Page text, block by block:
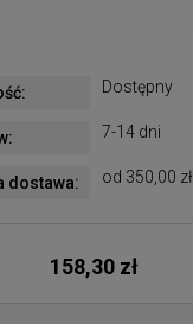
Dostępny
7-14 dni
dostawa: od 350,00 zł
158,30 zł